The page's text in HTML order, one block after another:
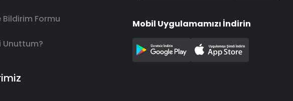
Bildirim Formu
Unuttum?
Mobil Uygulamamızı İndirin